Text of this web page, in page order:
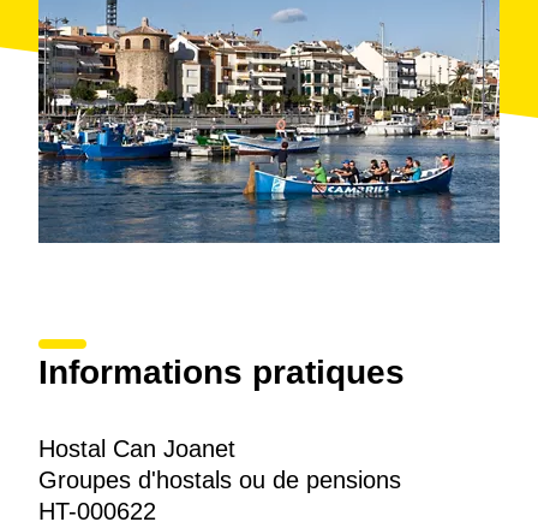
Informations pratiques
Hostal Can Joanet
Groupes d'hostals ou de pensions
HT-000622